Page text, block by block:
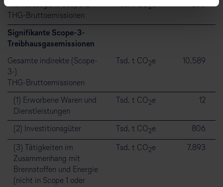
Marktbezogene Scope-2-
THG-Bruttoemissionen
Tsd. t CO2e 200
Signifikante Scope-3-
Treibhausgasemissionen
Gesamte indirekte (Scope-
3-)
THG-Bruttoemissionen
Tsd. t CO2e 10.589
(1) Erworbene Waren und
Dienstleistungen
Tsd. t CO2e 12
(2) Investitionsgüter Tsd. t CO2e 806
(3) Tätigkeiten im
Zusammenhang mit
Brennstoffen und Energie
(nicht in Scope 1 oder
Tsd. t CO2e 7.893